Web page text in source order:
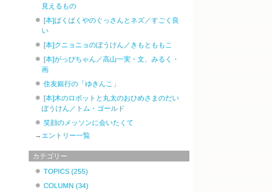
見えるもの
[本]ぱくぱくやのぐっさんとネズ／すごく良
い
[本]クニョニョのぼうけん／きもとももこ
[本]がっぴちゃん／高山一実・文、みるく・
画
住友銀行の「ゆきんこ」
[本]木のロボットと丸太のおひめさまのだい
ぼうけん／トム・ゴールド
笑顔のメッソンに会いたくて
→ エントリー一覧
カテゴリー
TOPICS(255)
COLUMN(34)